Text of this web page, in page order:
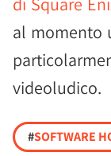
al momento
videoludico.
#SOFTWARE